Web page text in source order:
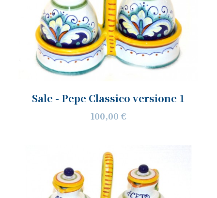
Sale - Pepe Classico versione 1
100,00 €